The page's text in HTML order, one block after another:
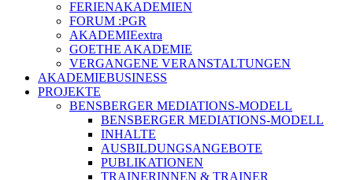
FERIENAKADEMIEN
FORUM :PGR
AKADEMIEextra
GOETHE AKADEMIE
VERGANGENE VERANSTALTUNGEN
AKADEMIEBUSINESS
PROJEKTE
BENSBERGER MEDIATIONS-MODELL
BENSBERGER MEDIATIONS-MODELL
INHALTE
AUSBILDUNGSANGEBOTE
PUBLIKATIONEN
TRAINERINNEN & TRAINER